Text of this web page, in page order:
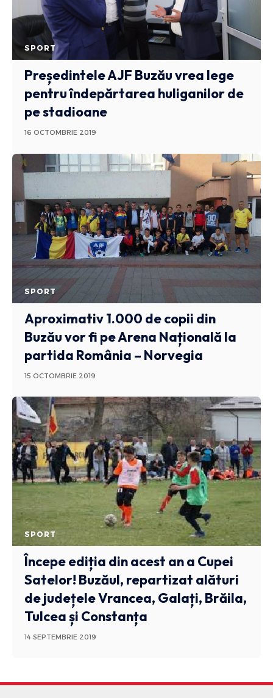
SPORT
Președintele AJF Buzău vrea lege
pentru îndepărtarea huliganilor de
pe stadioane
16 OCTOMBRIE 2019
SPORT
Aproximativ 1.000 de copii din
Buzău vor fi pe Arena Națională la
partida România – Norvegia
15 OCTOMBRIE 2019
SPORT
Începe ediția din acest an a Cupei
Satelor! Buzăul, repartizat alături
de județele Vrancea, Galați, Brăila,
Tulcea și Constanța
14 SEPTEMBRIE 2019